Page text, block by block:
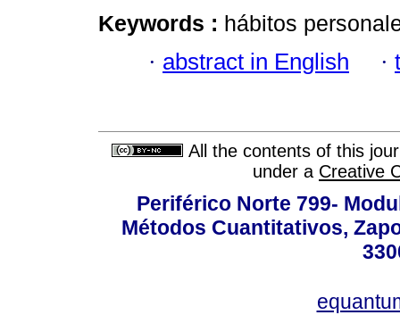
Keywords : hábitos
· abstract in English ·
All the contents of this
under a Creative
Periférico Norte 799-
Métodos Cuantitativos,